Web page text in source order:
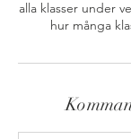
alla klasser under
hur många